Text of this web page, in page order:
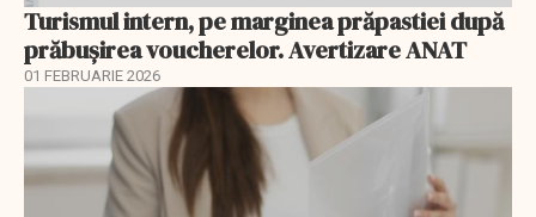
Turismul intern, pe marginea prăpastiei după
prăbușirea voucherelor. Avertizare ANAT
01 FEBRUARIE 2026